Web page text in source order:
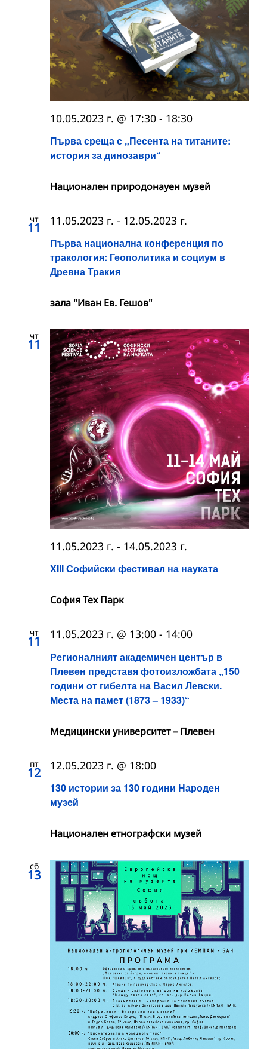
Първа среща с „Песента на титаните:
история за динозаври“
10.05.2023 г. @ 17:30 - 18:30
Национален природонауен музей
чт
11
Първа национална конференция по
тракология: Геополитика и социум в
Древна Тракия
11.05.2023 г. - 12.05.2023 г.
зала "Иван Ев. Гешов"
чт
11
XIII Софийски фестивал на науката
11.05.2023 г. - 14.05.2023 г.
София Тех Парк
чт
11
Регионалният академичен център в
Плевен представя фотоизложбата „150
години от гибелта на Васил Левски.
Места на памет (1873 – 1933)“
11.05.2023 г. @ 13:00 - 14:00
Медицински университет – Плевен
пт
12
130 истории за 130 години Народен
музей
12.05.2023 г. @ 18:00
Националeн етнографски музей
сб
13